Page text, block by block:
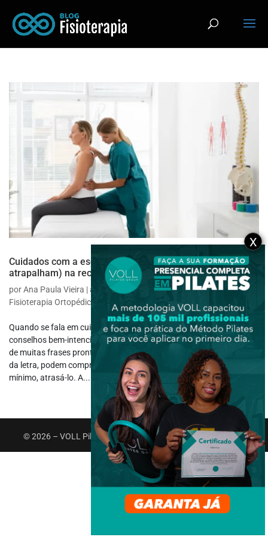
Cuidados com a escoliose: 7 práticas que ajudam (ou
atrapalham) na recuperação do paciente
porAna Paula Vieira |abr 28, 2025| Fisioterapia Específica
Fisioterapia Ortopédica
Quando se fala em cuidados com a escoliose, é comum ouvir
conselhos bem-intencionados, mas nem sempre corretos. Por trás
de muitas frases prontas, há informações que, se seguidas ao pé
da letra, podem comprometer o progresso do tratamento, ou, no
mínimo, atrasá-lo. A...
© 2026 – VOLL Pilates Group. Todos os direitos reservados.
X